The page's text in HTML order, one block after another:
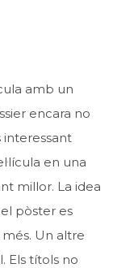
amb un
encara no
interessant
en una
millor. La idea
pòster es
Un altre
Els títols no